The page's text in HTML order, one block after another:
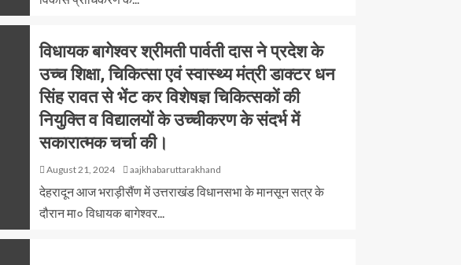
विधायक बागेश्वर श्रीमती पार्वती दास ने प्रदेश के
उच्च शिक्षा, चिकित्सा एवं स्वास्थ्य मंत्री डाक्टर धन
सिंह रावत से भेंट कर विशेषज्ञ चिकित्सकों की
नियुक्ति व विद्यालयों के उच्चीकरण के संदर्भ में
सकारात्मक चर्चा की।
August 21, 2024 aajkhabaruttarakhand
देहरादून आज भराड़ीसैंण में उत्तराखंड विधानसभा के मानसून सत्र के
दौरान मा० विधायक बागेश्वर...